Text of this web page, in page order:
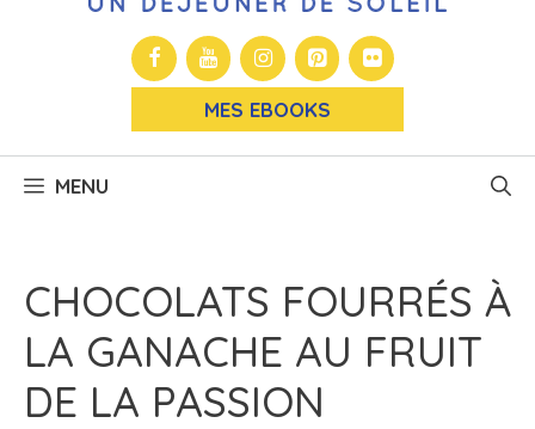
MES EBOOKS
MENU
CHOCOLATS FOURRÉS À
LA GANACHE AU FRUIT
DE LA PASSION